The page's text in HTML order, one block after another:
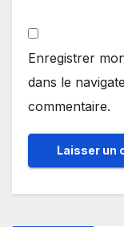
Enregistrer
dans le
commentaire.